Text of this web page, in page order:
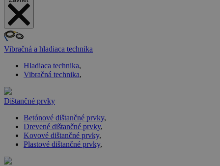
Vibračná a hladiaca technika
Hladiaca technika,
Vibračná technika,
Dištančné prvky
Betónové dištančné prvky,
Drevené dištančné prvky,
Kovové dištančné prvky,
Plastové dištančné prvky,